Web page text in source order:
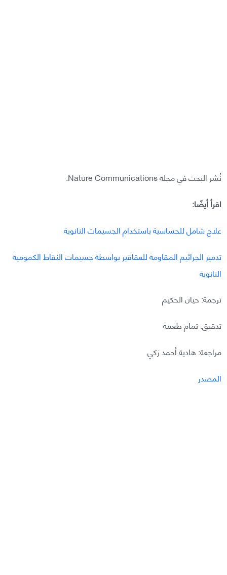
نُشر البحث في مجلة Nature Communications.
اقرأ أيضًا:
علاج شامل للحساسية باستخدام الجسيمات النانوية
تدمير الجراثيم المقاومة للعقاقير بواسطة جسيمات النقاط الكمومية
النانوية
ترجمة: حيان الحكيم
تدقيق: تمام طعمة
مراجعة: هادية أحمد زكي
المصدر